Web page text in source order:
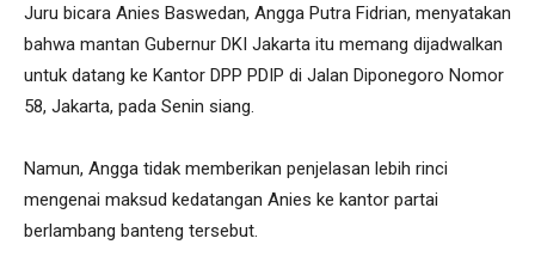
Juru bicara Anies Baswedan, Angga Putra Fidrian, menyatakan
bahwa mantan Gubernur DKI Jakarta itu memang dijadwalkan
untuk datang ke Kantor DPP PDIP di Jalan Diponegoro Nomor
58, Jakarta, pada Senin siang.
Namun, Angga tidak memberikan penjelasan lebih rinci
mengenai maksud kedatangan Anies ke kantor partai
berlambang banteng tersebut.